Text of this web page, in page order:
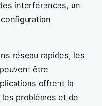
interférences, un
réseau rapides, les
peuvent être
offrent la
problèmes et de